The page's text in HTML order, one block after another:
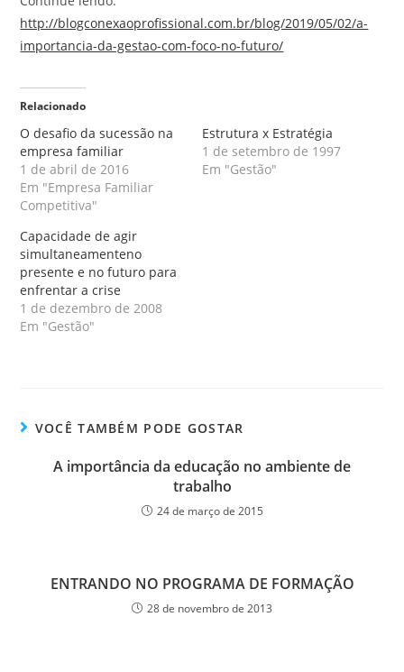
http://blogconexaoprofissional.com.br/blog/2019/05/02/a-
importancia-da-gestao-com-foco-no-futuro/
Relacionado
O desafio da sucessão na
empresa familiar
1 de abril de 2016
Em "Empresa Familiar
Competitiva"
Estrutura x Estratégia
1 de setembro de 1997
Em "Gestão"
Capacidade de agir
simultaneamenteno
presente e no futuro para
enfrentar a crise
1 de dezembro de 2008
Em "Gestão"
VOCÊ TAMBÉM PODE GOSTAR
A importância da educação no ambiente de
trabalho
24 de março de 2015
ENTRANDO NO PROGRAMA DE FORMAÇÃO
28 de novembro de 2013